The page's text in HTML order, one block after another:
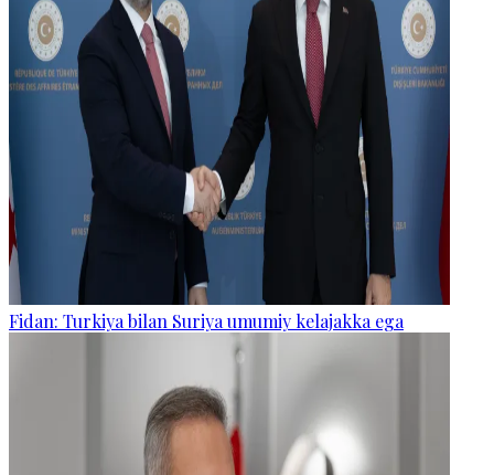
Fidan: Turkiya bilan Suriya umumiy kelajakka ega